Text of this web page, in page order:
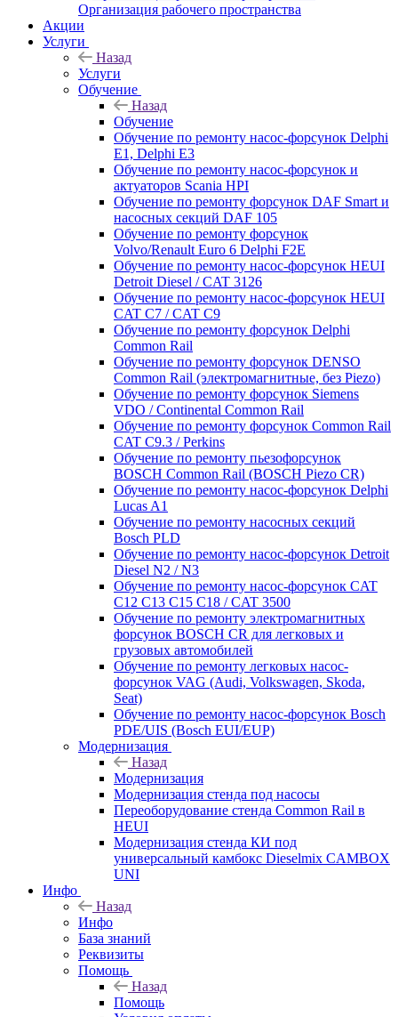
Организация рабочего пространства
Акции
Услуги
Назад
Услуги
Обучение
Назад
Обучение
Обучение по ремонту насос-форсунок Delphi
E1, Delphi E3
Обучение по ремонту насос-форсунок и
актуаторов Scania HPI
Обучение по ремонту форсунок DAF Smart и
насосных секций DAF 105
Обучение по ремонту форсунок
Volvo/Renault Euro 6 Delphi F2E
Обучение по ремонту насос-форсунок HEUI
Detroit Diesel / CAT 3126
Обучение по ремонту насос-форсунок HEUI
CAT C7 / CAT C9
Обучение по ремонту форсунок Delphi
Common Rail
Обучение по ремонту форсунок DENSO
Common Rail (электромагнитные, без Piezo)
Обучение по ремонту форсунок Siemens
VDO / Continental Common Rail
Обучение по ремонту форсунок Common Rail
CAT C9.3 / Perkins
Обучение по ремонту пьезофорсунок
BOSCH Common Rail (BOSCH Piezo CR)
Обучение по ремонту насос-форсунок Delphi
Lucas A1
Обучение по ремонту насосных секций
Bosch PLD
Обучение по ремонту насос-форсунок Detroit
Diesel N2 / N3
Обучение по ремонту насос-форсунок CAT
C12 C13 C15 C18 / CAT 3500
Обучение по ремонту электромагнитных
форсунок BOSCH CR для легковых и
грузовых автомобилей
Обучение по ремонту легковых насос-
форсунок VAG (Audi, Volkswagen, Skoda,
Seat)
Обучение по ремонту насос-форсунок Bosch
PDE/UIS (Bosch EUI/EUP)
Модернизация
Назад
Модернизация
Модернизация стенда под насосы
Переоборудование стенда Common Rail в
HEUI
Модернизация стенда КИ под
универсальный камбокс Dieselmix CAMBOX
UNI
Инфо
Назад
Инфо
База знаний
Реквизиты
Помощь
Назад
Помощь